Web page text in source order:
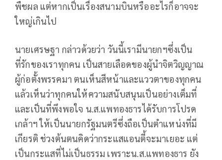
พืชผล แต่หากเป็นเรื่องสนามบินหรืออะไรก็อาจจะ
ใหญ่เกินไป
นายเศรษฐา กล่าวด้วยว่า วันนี้เรามีนายกฯซึ่งเป็น
ที่รักของเราทุกคน เป็นสายเลือดของผู้นำจิตวิญญาณ
ผู้ก่อตั้งพรรคมา ตนเห็นสีหน้าและแววตาของทุกคน
แล้วเห็นว่าทุกคนให้ความสนับสนุนเป็นอย่างเต็มที่
และเป็นที่พึงพอใจ น.ส.แพทองธารได้รับการโปรด
เกล้าฯ ให้เป็นนายกรัฐมนตรีซึ่งถือเป็นตำแหน่งที่มี
เกียรติ ช่วงต้นตนคิดว่ากระแสแอนตี้จะมาเยอะ แต่
เป็นกระแสที่ไม่เป็นธรรม เพราะน.ส.แพทองธาร ยัง